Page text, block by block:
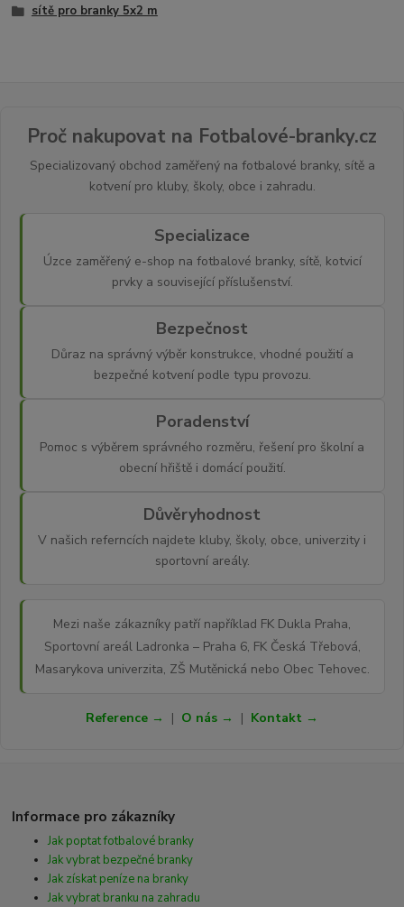
sítě pro branky 5x2 m
Proč nakupovat na Fotbalové-branky.cz
Specializovaný obchod zaměřený na fotbalové branky, sítě a
kotvení pro kluby, školy, obce i zahradu.
Specializace
Úzce zaměřený e-shop na fotbalové branky, sítě, kotvicí
prvky a související příslušenství.
Bezpečnost
Důraz na správný výběr konstrukce, vhodné použití a
bezpečné kotvení podle typu provozu.
Poradenství
Pomoc s výběrem správného rozměru, řešení pro školní a
obecní hřiště i domácí použití.
Důvěryhodnost
V našich referncích najdete kluby, školy, obce, univerzity i
sportovní areály.
Mezi naše zákazníky patří například FK Dukla Praha,
Sportovní areál Ladronka – Praha 6, FK Česká Třebová,
Masarykova univerzita, ZŠ Mutěnická nebo Obec Tehovec.
Reference → | O nás → | Kontakt →
Informace pro zákazníky
Jak poptat fotbalové branky
Jak vybrat bezpečné branky
Jak získat peníze na branky
Jak vybrat branku na zahradu